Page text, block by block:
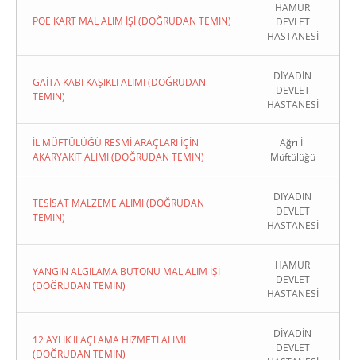
POE KART MAL ALIM İŞİ (DOĞRUDAN TEMIN)
HAMUR
DEVLET
HASTANESİ
GAİTA KABI KAŞIKLI ALIMI (DOĞRUDAN
TEMIN)
DİYADİN
DEVLET
HASTANESİ
İL MÜFTÜLÜĞÜ RESMİ ARAÇLARI İÇİN
AKARYAKIT ALIMI (DOĞRUDAN TEMIN)
Ağrı İl
Müftülüğü
TESİSAT MALZEME ALIMI (DOĞRUDAN
TEMIN)
DİYADİN
DEVLET
HASTANESİ
YANGIN ALGILAMA BUTONU MAL ALIM İŞİ
(DOĞRUDAN TEMIN)
HAMUR
DEVLET
HASTANESİ
12 AYLIK İLAÇLAMA HİZMETİ ALIMI
(DOĞRUDAN TEMIN)
DİYADİN
DEVLET